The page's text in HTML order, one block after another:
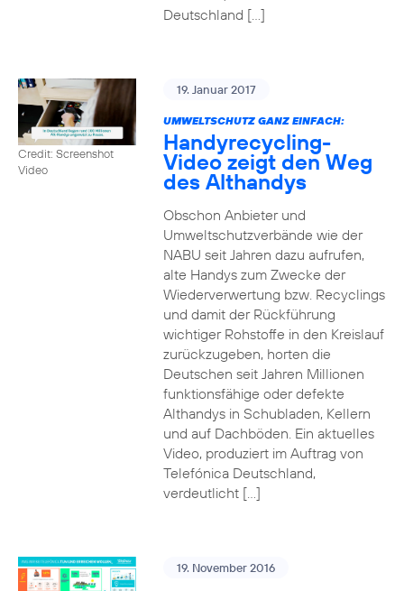
Deutschland […]
Credit: Screenshot
Video
19. Januar 2017
UMWELTSCHUTZ GANZ EINFACH:
Handyrecycling-
Video zeigt den Weg
des Althandys
Obschon Anbieter und
Umweltschutzverbände wie der
NABU seit Jahren dazu aufrufen,
alte Handys zum Zwecke der
Wiederverwertung bzw. Recyclings
und damit der Rückführung
wichtiger Rohstoffe in den Kreislauf
zurückzugeben, horten die
Deutschen seit Jahren Millionen
funktionsfähige oder defekte
Althandys in Schubladen, Kellern
und auf Dachböden. Ein aktuelles
Video, produziert im Auftrag von
Telefónica Deutschland,
verdeutlicht […]
19. November 2016